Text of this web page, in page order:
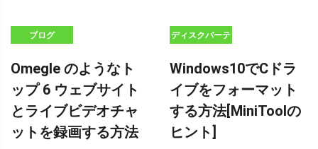
ブログ
Omegle のようなト
ップ 6 ウェブサイト
とライブビデオチャ
ットを録画する方法
ディスクパーテ
ト
Windows10でCドラ
イブをフォーマット
する方法[MiniToolの
ヒント]